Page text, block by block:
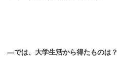
―では、大学生活から得たものは？